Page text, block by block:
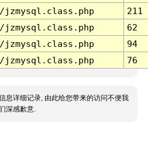
211
62
94
76
息详细记录, 由此给您带来的访问不便我
深感歉意.